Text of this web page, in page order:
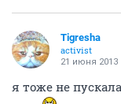
Tigresha
activist
21 июня 2013
я тоже не